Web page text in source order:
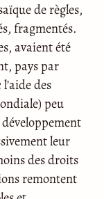
de règles,
fragmentés.
avaient été
pays par
des
peu
leur
des droits
remontent